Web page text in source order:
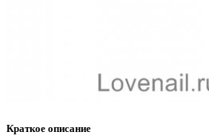
Краткое описание